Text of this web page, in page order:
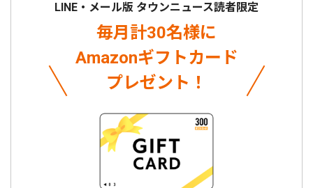
LINE・メール版 タウンニュース読者限定
毎月計30名様に
Amazonギフトカード
プレゼント！